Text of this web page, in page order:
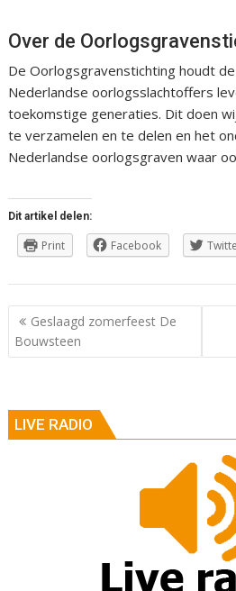
Over de
De Oorlogsgravenstichting houdt
Nederlandse oorlogsslachtoffers
toekomstige generaties. Dit doen
te verzamelen en te delen en het
Nederlandse oorlogsgraven waar
Dit artikel delen:
Print Facebook
Berichtnavigatie
Geslaagd zomerfeest De
Bouwsteen
LIVE RADIO